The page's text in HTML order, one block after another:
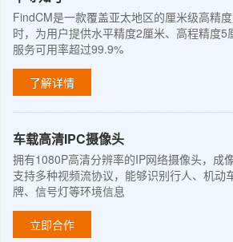
FindCM是一款覆盖亚太地区的厘米级高精
时，为用户提供水平精度2厘米、高程精度5
服务可用率超过99.9%
了解详情
车载高清IPC摄像头
拥有1080P高清分辨率的IP网络摄像头，成
支持多种视频流协议，能够识别行人、机动
牌、信号灯等环境信息
立即合作